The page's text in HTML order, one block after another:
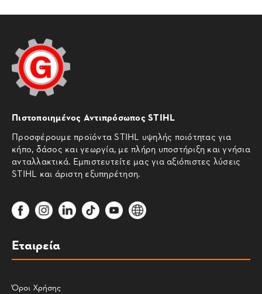
Πιστοποιημένος Αντιπρόσωπος STIHL
Προσφέρουμε προϊόντα STIHL υψηλής ποιότητας για
κήπο, δάσος και γεωργία, με πλήρη υποστήριξη και γνήσια
ανταλλακτικά. Εμπιστευτείτε μας για αξιόπιστες λύσεις
STIHL και άριστη εξυπηρέτηση.
Εταιρεία
Όροι Χρήσης